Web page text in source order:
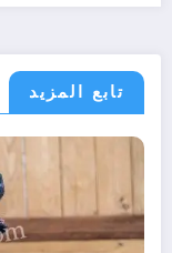
تابع المزيد